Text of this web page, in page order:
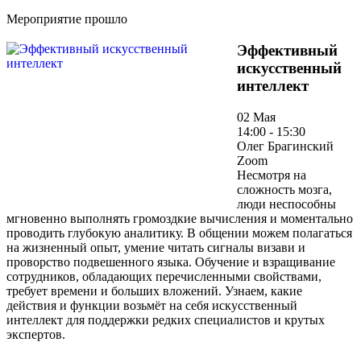
Мероприятие прошло
Эффективный
искусственный
интеллект
02 Мая
14:00 - 15:30
Олег Брагинский
Zoom
Несмотря на
сложность мозга,
люди неспособны
мгновенно выполнять громоздкие вычисления и моментально
проводить глубокую аналитику. В общении можем полагаться
на жизненный опыт, умение читать сигналы визави и
проворство подвешенного языка. Обучение и взращивание
сотрудников, обладающих перечисленными свойствами,
требует времени и больших вложений. Узнаем, какие
действия и функции возьмёт на себя искусственный
интеллект для поддержки редких специалистов и крутых
экспертов.